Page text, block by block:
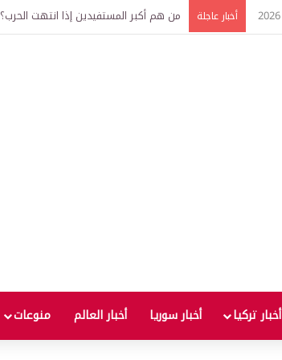
أخبار عاجلة من هم أكبر المستفيدين إذا انتهت الحرب؟
أخبار تركيا أخبار سوريا أخبار العالم منوعات